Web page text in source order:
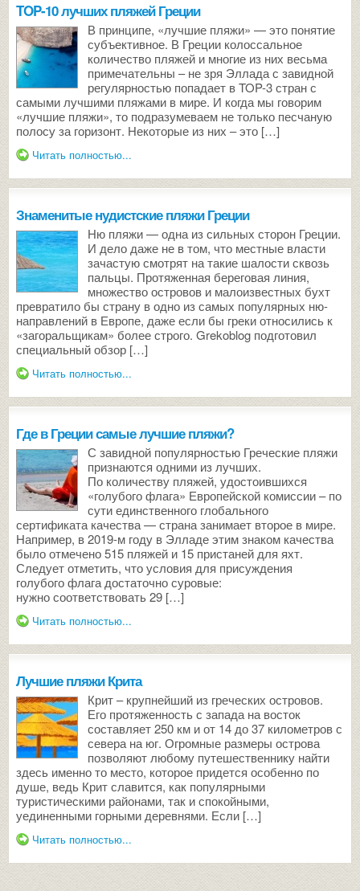
TOP-10 лучших пляжей Греции
В принципе, «лучшие пляжи» — это понятие
субъективное. В Греции колоссальное
количество пляжей и многие из них весьма
примечательны – не зря Эллада с завидной
регулярностью попадает в TOP-3 стран с
самыми лучшими пляжами в мире. И когда мы говорим
«лучшие пляжи», то подразумеваем не только песчаную
полосу за горизонт. Некоторые из них – это […]
Читать полностью...
Знаменитые нудистские пляжи Греции
Ню пляжи — одна из сильных сторон Греции.
И дело даже не в том, что местные власти
зачастую смотрят на такие шалости сквозь
пальцы. Протяженная береговая линия,
множество островов и малоизвестных бухт
превратило бы страну в одно из самых популярных ню-
направлений в Европе, даже если бы греки относились к
«загоральщикам» более строго. Grekoblog подготовил
специальный обзор […]
Читать полностью...
Где в Греции самые лучшие пляжи?
С завидной популярностью Греческие пляжи
признаются одними из лучших.
По количеству пляжей, удостоившихся
«голубого флага» Европейской комиссии – по
сути единственного глобального
сертификата качества — страна занимает второе в мире.
Например, в 2019-м году в Элладе этим знаком качества
было отмечено 515 пляжей и 15 пристаней для яхт.
Следует отметить, что условия для присуждения
голубого флага достаточно суровые:
нужно соответствовать 29 […]
Читать полностью...
Лучшие пляжи Крита
Крит – крупнейший из греческих островов.
Его протяженность с запада на восток
составляет 250 км и от 14 до 37 километров с
севера на юг. Огромные размеры острова
позволяют любому путешественнику найти
здесь именно то место, которое придется особенно по
душе, ведь Крит славится, как популярными
туристическими районами, так и спокойными,
уединенными горными деревнями. Если […]
Читать полностью...